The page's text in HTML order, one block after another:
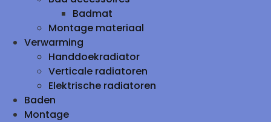
Badmat
Montage materiaal
Verwarming
Handdoekradiator
Verticale radiatoren
Elektrische radiatoren
Baden
Montage